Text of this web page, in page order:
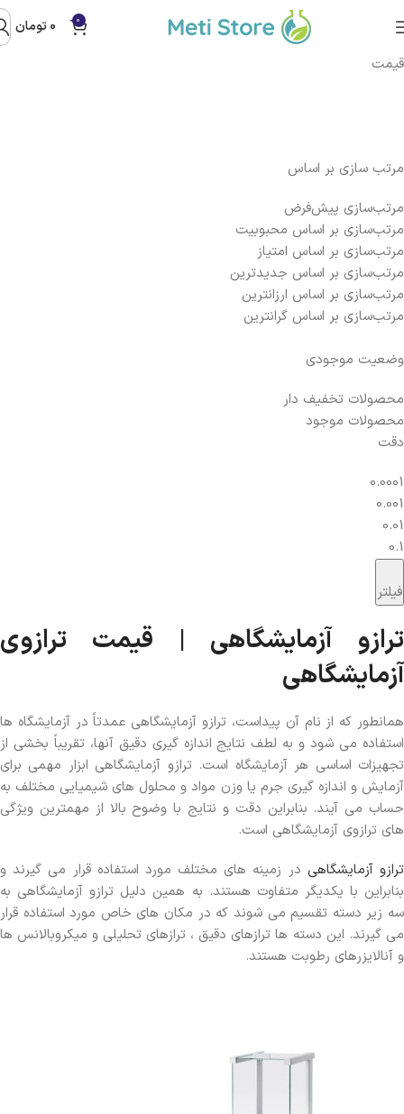
0
0تومان
قیمت
مرتب سازی بر اساس
مرتب‌سازی پیش‌فرض
مرتب‌سازی بر اساس محبوبیت
مرتب‌سازی بر اساس امتیاز
مرتب‌سازی بر اساس جدیدترین
مرتب‌سازی بر اساس ارزانترین
مرتب‌سازی بر اساس گرانترین
وضعیت موجودی
محصولات تخفیف دار
محصولات موجود
دقت
0.0001
0.001
0.01
0.1
فیلتر
ترازو آزمایشگاهی | قیمت ترازوی
آزمایشگاهی
همانطور که از نام آن پیداست، ترازو آزمایشگاهی عمدتاً در آزمایشگاه ها
استفاده می شود و به لطف نتایج اندازه گیری دقیق آنها، تقریباً بخشی از
تجهیزات اساسی هر آزمایشگاه است. ترازو آزمایشگاهی ابزار مهمی برای
آزمایش و اندازه گیری جرم یا وزن مواد و محلول های شیمیایی مختلف به
حساب می آیند. بنابراین دقت و نتایج با وضوح بالا از مهمترین ویژگی
های ترازوی آزمایشگاهی است.
ترازو آزمایشگاهی در زمینه های مختلف مورد استفاده قرار می گیرند و
بنابراین با یکدیگر متفاوت هستند. به همین دلیل ترازو آزمایشگاهی به
سه زیر دسته تقسیم می شوند که در مکان های خاص مورد استفاده قرار
می گیرند. این دسته ها ترازهای دقیق ، ترازهای تحلیلی و میکروبالانس ها
و آنالایزرهای رطوبت هستند.